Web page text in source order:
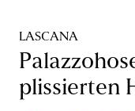
LASCANA
plissierten